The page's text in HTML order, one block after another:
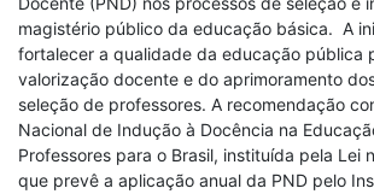
magistério público da educação básica. A
fortalecer a qualidade da educação pública
valorização docente e do aprimoramento
seleção de professores. A recomendação
Nacional de Indução à Docência na
Professores para o Brasil, instituída pela Lei
que prevê a aplicação anual da PND pelo